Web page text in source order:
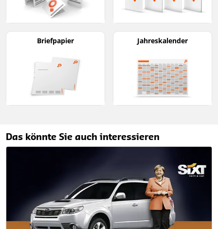
Briefpapier Jahreskalender
Das könnte Sie auch interessieren